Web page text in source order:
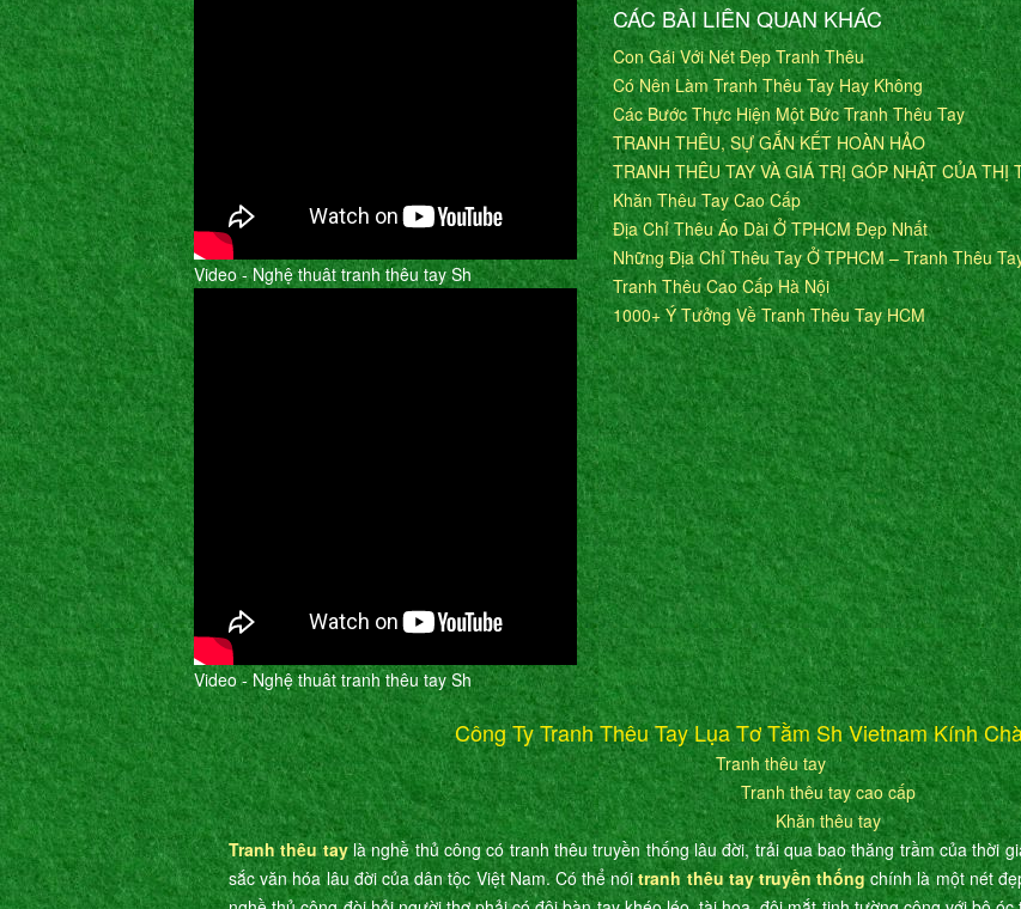
CÁC BÀI LIÊN QUAN KHÁC
Con Gái Với Nét Đẹp Tranh Thêu
Có Nên Làm Tranh Thêu Tay Hay Không
Các Bước Thực Hiện Một Bức Tranh Thêu Tay
TRANH THÊU, SỰ GẮN KẾT HOÀN HẢO
TRANH THÊU TAY VÀ GIÁ TRỊ GÓP NHẬT CỦA THỊ
Khăn Thêu Tay Cao Cấp
Địa Chỉ Thêu Áo Dài Ở TPHCM Đẹp Nhất
Những Địa Chỉ Thêu Tay Ở TPHCM – Tranh Thêu
Tranh Thêu Cao Cấp Hà Nội
1000+ Ý Tưởng Về Tranh Thêu Tay HCM
Video - Nghệ thuât tranh thêu tay Sh
Video - Nghệ thuât tranh thêu tay Sh
Công Ty Tranh Thêu Tay Lụa Tơ Tằm Sh Vietnam Kính
Tranh thêu tay
Tranh thêu tay cao cấp
Khăn thêu tay
Tranh thêu taylà nghề thủ công có tranh thêu truyền thống lâu đời, trải qua bao thăng trầm của thời
sắc văn hóa lâu đời của dân tộc Việt Nam. Có thể nóitranh thêu tay truyền thốngchính là một nét